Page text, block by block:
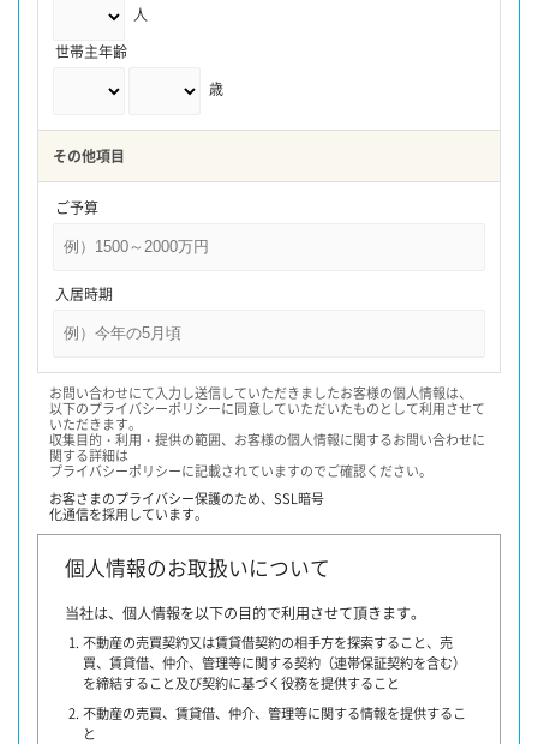
人
世帯主年齢
歳
その他項目
ご予算
入居時期
お問い合わせにて入力し送信していただきましたお客様の個人情報は、
以下のプライバシーポリシーに同意していただいたものとして利用させて
いただきます。
収集目的・利用・提供の範囲、お客様の個人情報に関するお問い合わせに
関する詳細は
プライバシーポリシーに記載されていますのでご確認ください。
お客さまのプライバシー保護のため、 SSL暗号
化通信を採用しています。
個人情報のお取扱いについて
当社は、個人情報を以下の目的で利用させて頂きます。
不動産の売買契約又は賃貸借契約の相手方を探索すること、売
買、賃貸借、仲介、管理等に関する契約（連帯保証契約を含む）
を締結すること及び契約に基づく役務を提供すること
不動産の売買、賃貸借、仲介、管理等に関する情報を提供するこ
と